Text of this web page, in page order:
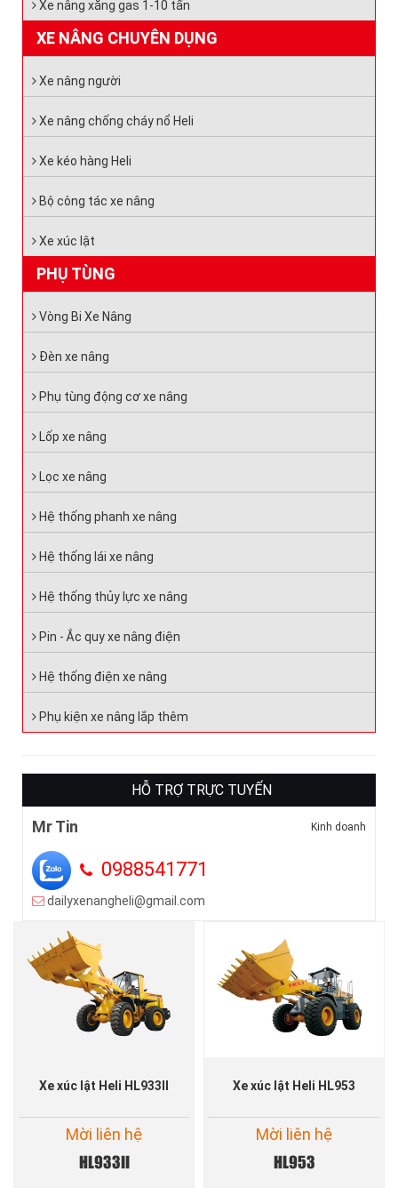
Xe nâng xăng gas 1-10 tấn
XE NÂNG CHUYÊN DỤNG
Xe nâng người
Xe nâng chống cháy nổ Heli
Xe kéo hàng Heli
Bộ công tác xe nâng
Xe xúc lật
PHỤ TÙNG
Vòng Bi Xe Nâng
Đèn xe nâng
Phụ tùng động cơ xe nâng
Lốp xe nâng
Lọc xe nâng
Hệ thống phanh xe nâng
Hệ thống lái xe nâng
Hệ thống thủy lực xe nâng
Pin - Ắc quy xe nâng điện
Hệ thống điện xe nâng
Phụ kiện xe nâng lắp thêm
HỖ TRỢ TRỰC TUYẾN
Mr Tin Kinh doanh
0988541771
dailyxenangheli@gmail.com
Xe xúc lật Heli HL933II
Mời liên hệ
HL933II
Xe xúc lật Heli HL953
Mời liên hệ
HL953